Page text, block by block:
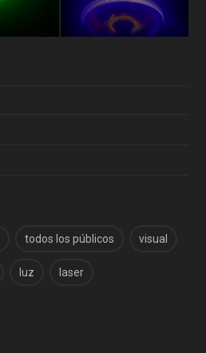
todos los públicos visual
luz laser